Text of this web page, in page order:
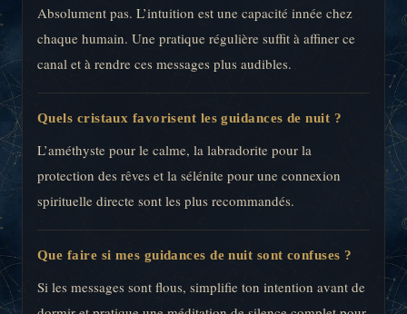
Absolument pas. L’intuition est une capacité innée chez
chaque humain. Une pratique régulière suffit à affiner ce
canal et à rendre ces messages plus audibles.
Quels cristaux favorisent les guidances de nuit ?
L’améthyste pour le calme, la labradorite pour la
protection des rêves et la sélénite pour une connexion
spirituelle directe sont les plus recommandés.
Que faire si mes guidances de nuit sont confuses ?
Si les messages sont flous, simplifie ton intention avant de